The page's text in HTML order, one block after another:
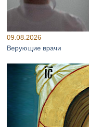
09.08.2026
Верующие врачи